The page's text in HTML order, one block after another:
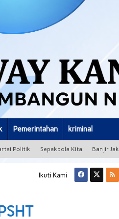
Pemerintahan kriminal
Politik Sepakbola Kita Banjir
Ikuti Kami